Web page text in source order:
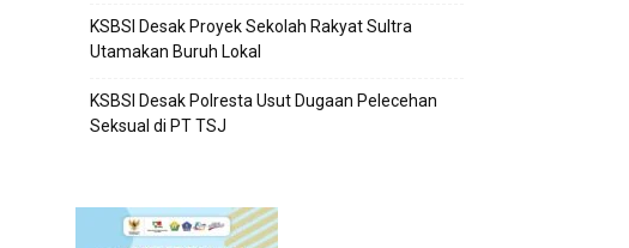
KSBSI Desak Proyek Sekolah Rakyat Sultra
Utamakan Buruh Lokal
KSBSI Desak Polresta Usut Dugaan Pelecehan
Seksual di PT TSJ